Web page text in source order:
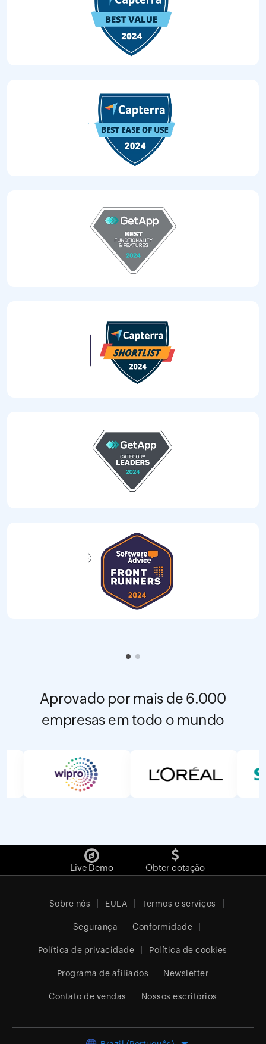
Aprovado por mais de 6.000
empresas em todo o mundo
Live Demo Obter cotação
Sobre nós EULA Termos e serviços
Segurança Conformidade
Política de privacidade Política de cookies
Programa de afiliados Newsletter
Contato de vendas Nossos escritórios